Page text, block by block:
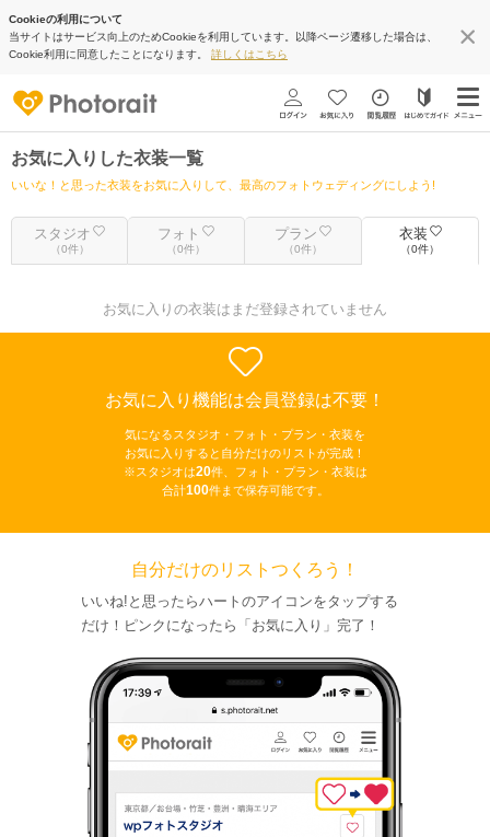
Cookieの利用について
当サイトはサービス向上のためCookieを利用しています。以降ページ遷移した場合は、
Cookie利用に同意したことになります。 詳しくはこちら
お気に入りした衣装一覧
いいな！と思った衣装をお気に入りして、最高のフォトウェディングにしよう!
スタジオ
（0件）
フォト
（0件）
プラン
（0件）
衣装
（0件）
お気に入りの衣装はまだ登録されていません
お気に入り機能は会員登録は不要！
気になるスタジオ・フォト・プラン・衣装を
お気に入りすると自分だけのリストが完成！
※スタジオは20件、フォト・プラン・衣装は
合計100件まで保存可能です。
自分だけのリストつくろう！
いいね!と思ったらハートのアイコンをタップする
だけ！ピンクになったら「お気に入り」完了！